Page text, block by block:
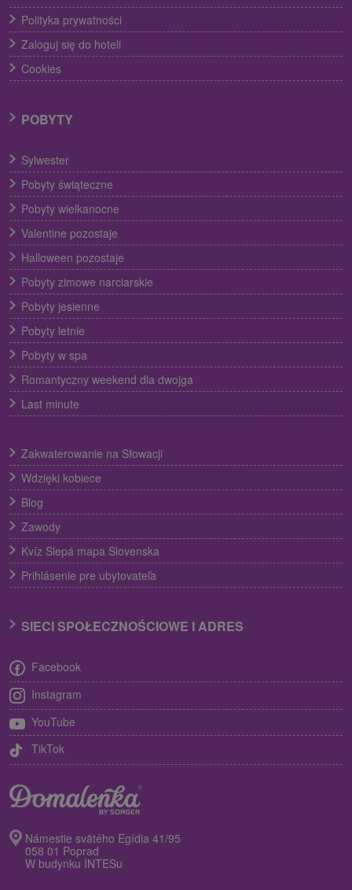
Polityka prywatności
Zaloguj się do hoteli
Cookies
POBYTY
Sylwester
Pobyty świąteczne
Pobyty wielkanocne
Valentine pozostaje
Halloween pozostaje
Pobyty zimowe narciarskie
Pobyty jesienne
Pobyty letnie
Pobyty w spa
Romantyczny weekend dla dwojga
Last minute
Zakwaterowanie na Słowacji
Wdzięki kobiece
Blog
Zawody
Kvíz Slepá mapa Slovenska
Prihlásenie pre ubytovateľa
SIECI SPOŁECZNOŚCIOWE I ADRES
Facebook
Instagram
YouTube
TikTok
Námestie svätého Egídia 41/95
058 01 Poprad
W budynku INTESu